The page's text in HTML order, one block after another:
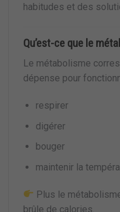
habitudes et des
Qu’est-ce que le
Le métabolisme
dépense pour
respirer
digérer
bouger
maintenir la
Plus le
brûle de calories.